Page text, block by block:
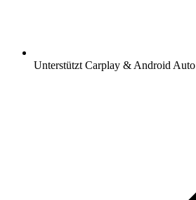
Unterstützt Carplay & Android Auto